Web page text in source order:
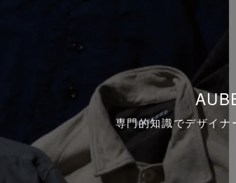
専門的知識でデザイナ